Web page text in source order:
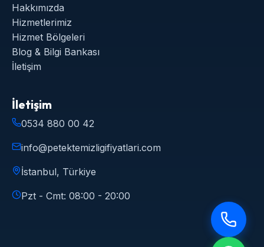
Hakkımızda
Hizmetlerimiz
Hizmet Bölgeleri
Blog & Bilgi Bankası
İletişim
İletişim
0534 880 00 42
info@petektemizligifiyatlari.com
İstanbul, Türkiye
Pzt - Cmt: 08:00 - 20:00